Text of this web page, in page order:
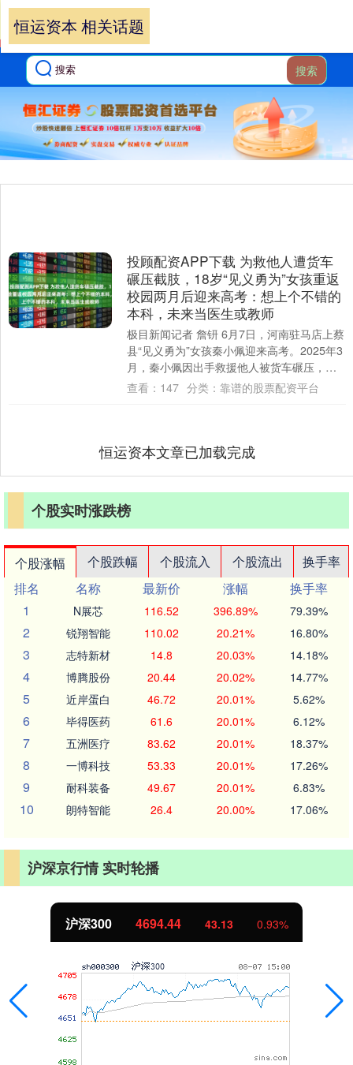
搜索
恒运资本 相关话题
投顾配资APP下载 为救他人遭货车
碾压截肢，18岁“见义勇为”女孩重返
校园两月后迎来高考：想上个不错的
本科，未来当医生或教师
极目新闻记者 詹钘 6月7日，河南驻马店上蔡
县“见义勇为”女孩秦小佩迎来高考。2025年3
月，秦小佩因出手救援他人被货车碾压，导
致左腿高位截肢。治疗和康复一年多....
查看： 147 分类： 靠谱的股票配资平台
恒运资本文章已加载完成
个股实时涨跌榜
个股涨幅 个股跌幅 个股流入 个股流出
换手率
排名
名称 最新价 涨幅
换手率
1
N展芯 116.52 396.89% 79.39%
2 锐翔智能 110.02 20.21% 16.80%
3 志特新材 14.8 20.03% 14.18%
4 博腾股份 20.44 20.02% 14.77%
5 近岸蛋白 46.72 20.01% 5.62%
6 毕得医药 61.6 20.01% 6.12%
7 五洲医疗 83.62 20.01% 18.37%
8 一博科技 53.33 20.01% 17.26%
9 耐科装备 49.67 20.01% 6.83%
10 朗特智能 26.4 20.00% 17.06%
沪深京行情 实时轮播
沪深300 4694.44 43.13 0.93%